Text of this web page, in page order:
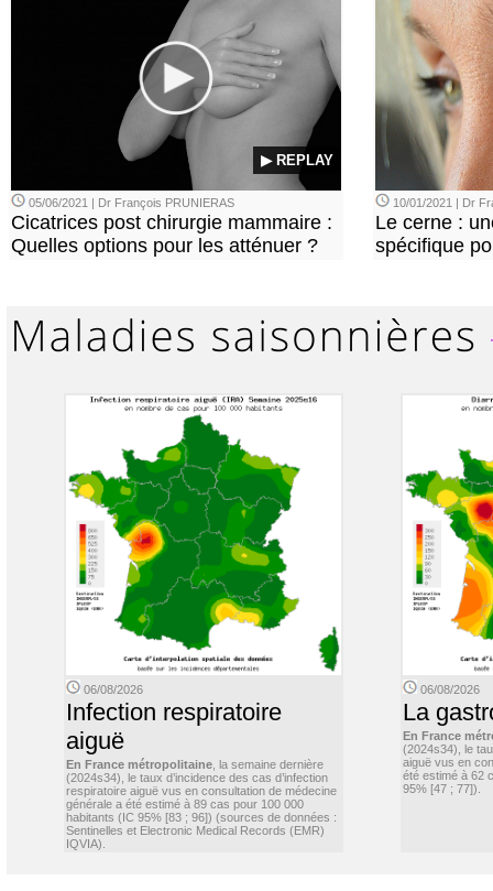
▶ REPLAY
05/06/2021 | Dr François PRUNIERAS
Cicatrices post chirurgie mammaire :
Quelles options pour les atténuer ?
10/01/2021 | Dr
Le cerne :
spécifique
06/08/2026
Infection respiratoire
aiguë
En France métropolitaine , la semaine dernière
(2024s34), le taux d’incidence des cas d’infection
respiratoire aiguë vus en consultation de médecine
générale a été estimé à 89 cas pour 100 000
habitants (IC 95% [83 ; 96]) (sources de données :
Sentinelles et Electronic Medical Records (EMR)
IQVIA).
06/08/2026
La
En France
(2024s34), le
aiguë vus en
été estimé à 62
95% [47 ; 77]).